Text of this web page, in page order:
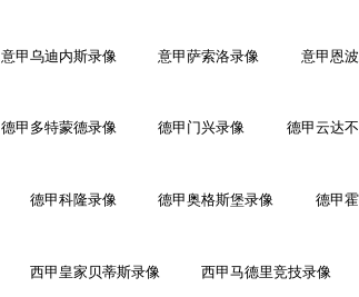
意甲乌迪内斯录像 意甲萨索洛录像 意甲恩
德甲多特蒙德录像 德甲门兴录像 德甲云达
德甲科隆录像 德甲奥格斯堡录像 德甲
西甲皇家贝蒂斯录像 西甲马德里竞技录像